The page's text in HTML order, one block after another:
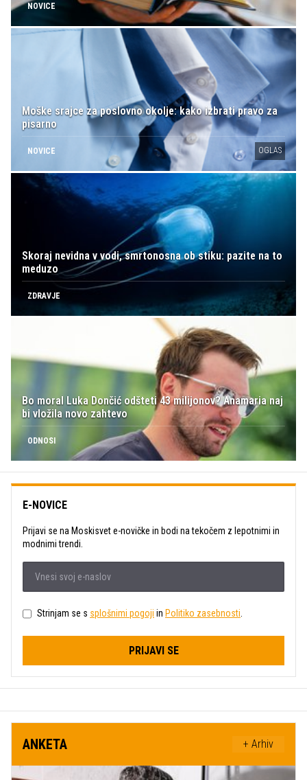
NOVICE
Moške srajce za poslovno okolje: kako izbrati pravo za
pisarno
NOVICE OGLAS
Skoraj nevidna v vodi, smrtonosna ob stiku: pazite na to
meduzo
ZDRAVJE
Bo moral Luka Dončić odšteti 43 milijonov? Anamaria naj
bi vložila novo zahtevo
ODNOSI
E-NOVICE
Prijavi se na Moskisvet e-novičke in bodi na tekočem z lepotnimi in
modnimi trendi.
Strinjam se s splošnimi pogoji in Politiko zasebnosti
PRIJAVI SE
ANKETA + Arhiv